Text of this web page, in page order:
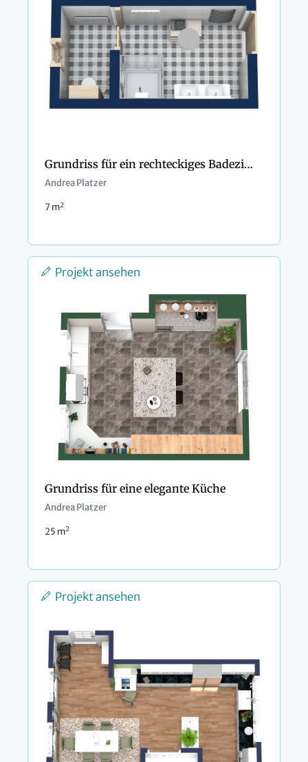
Grundriss für ein rechteckiges Badezimmer im skandinavischen Stil
Andrea Platzer
7 m2
Projekt ansehen
Grundriss für eine elegante Küche
Andrea Platzer
25 m2
Projekt ansehen